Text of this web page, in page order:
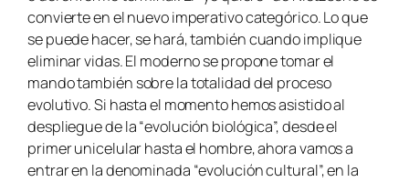
convierte en el nuevo imperativo categórico. Lo que
se puede hacer, se hará, también cuando implique
eliminar vidas. El moderno se propone tomar el
mando también sobre la totalidad del proceso
evolutivo. Si hasta el momento hemos asistido al
despliegue de la “evolución biológica”, desde el
primer unicelular hasta el hombre, ahora vamos a
entrar en la denominada “evolución cultural”, en la